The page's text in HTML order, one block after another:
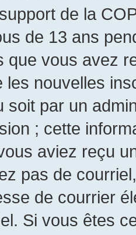
de la
de 13 ans
que vous avez
les nouvelles
soit par un
; cette
aviez reçu
pas de
de courrier
Si vous êtes